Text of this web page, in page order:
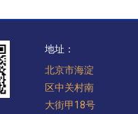
地址：
北京市海淀
区中关村南
大街甲18号